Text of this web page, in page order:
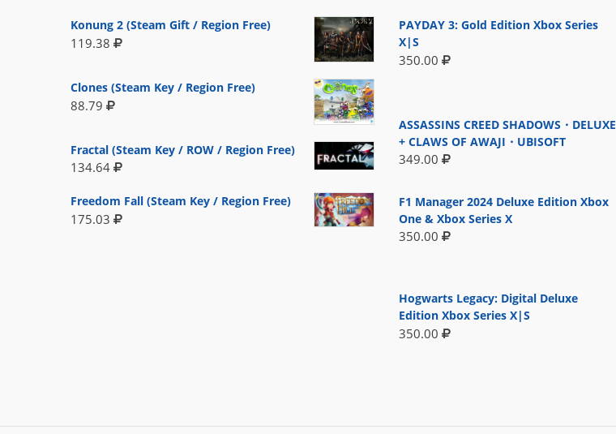
Konung 2 (Steam Gift / Region Free)
119.38
Clones (Steam Key / Region Free)
88.79
Fractal (Steam Key / ROW / Region Free)
134.64
Freedom Fall (Steam Key / Region Free)
175.03
PAYDAY 3: Gold Edition Xbox Series
X|S
350.00
ASSASSINS CREED SHADOWS・DELUXE
+ CLAWS OF AWAJI・UBISOFT
349.00
F1 Manager 2024 Deluxe Edition Xbox
One & Xbox Series X
350.00
Hogwarts Legacy: Digital Deluxe
Edition Xbox Series X|S
350.00